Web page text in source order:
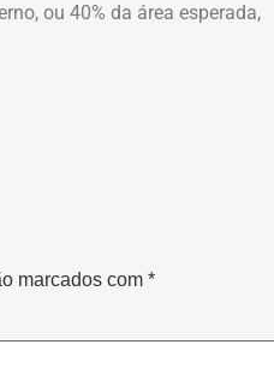
ou 40% da área esperada,
marcados com *